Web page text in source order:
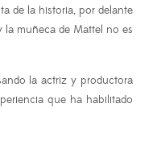
de la historia, por delante
muñeca de Mattel no es
la actriz y productora
que ha habilitado